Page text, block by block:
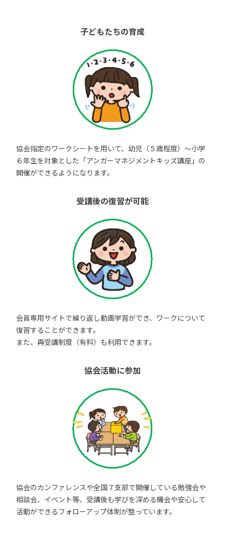
子どもたちの育成
協会指定のワークシートを用いて、幼児（５歳程度）～小学
６年生を対象とした「アンガーマネジメントキッズ講座」の
開催ができるようになります。
受講後の復習が可能
会員専用サイトで繰り返し動画学習ができ、ワークについて
復習することができます。
また、再受講制度（有料）も利用できます。
協会活動に参加
協会のカンファレンスや全国７支部で開催している勉強会や
相談会、イベント等、受講後も学びを深める機会や安心して
活動ができるフォローアップ体制が整っています。